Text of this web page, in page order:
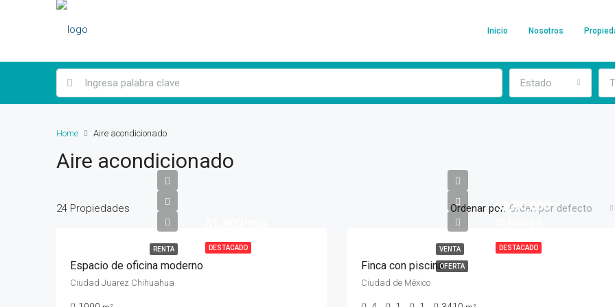
Inicio Nosotros
Estado
Home Aire acondicionado
Aire acondicionado
24 Propiedades Ordenar por: Orden por defecto
DESTACADO
RENTA
Espacio de oficina moderno
Ciudad Juarez Chihuahua
DESTACADO
VENTA
OFERTA
$9,90,000
Finca con piscina
Ciudad de México